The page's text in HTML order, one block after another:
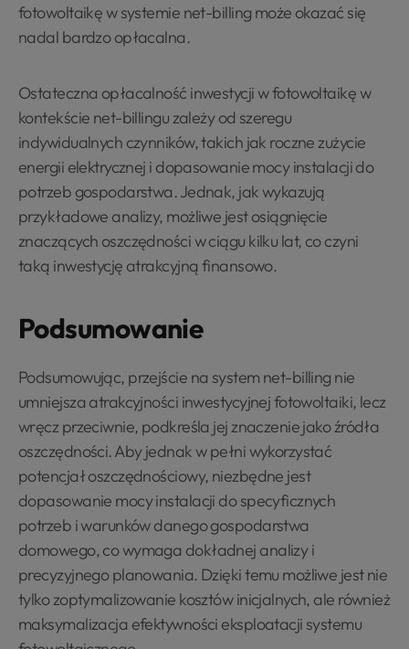
fotowoltaikę w systemie net-billing może okazać się
nadal bardzo opłacalna.
Ostateczna opłacalność inwestycji w fotowoltaikę w
kontekście net-billingu zależy od szeregu
indywidualnych czynników, takich jak roczne zużycie
energii elektrycznej i dopasowanie mocy instalacji do
potrzeb gospodarstwa. Jednak, jak wykazują
przykładowe analizy, możliwe jest osiągnięcie
znaczących oszczędności w ciągu kilku lat, co czyni
taką inwestycję atrakcyjną finansowo.
Podsumowanie
Podsumowując, przejście na system net-billing nie
umniejsza atrakcyjności inwestycyjnej fotowoltaiki, lecz
wręcz przeciwnie, podkreśla jej znaczenie jako źródła
oszczędności. Aby jednak w pełni wykorzystać
potencjał oszczędnościowy, niezbędne jest
dopasowanie mocy instalacji do specyficznych
potrzeb i warunków danego gospodarstwa
domowego, co wymaga dokładnej analizy i
precyzyjnego planowania. Dzięki temu możliwe jest nie
tylko zoptymalizowanie kosztów inicjalnych, ale również
maksymalizacja efektywności eksploatacji systemu